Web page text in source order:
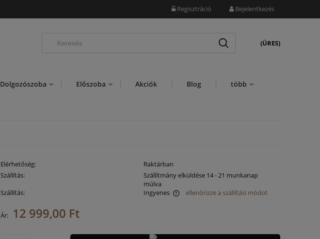
Regisztráció Bejelentkezés
(ÜRES)
Dolgozószoba Előszoba Akciók Blog több
Elérhetőség:
Raktárban
Szállítás:
Szállítmány elküldése 14 - 21 munkanap
múlva
Szállítás:
Ingyenes
Az ár nem tartalmazza az esetleges fizetési
ellenőrizze a szállítási módot
Ár: 12 999,00 Ft